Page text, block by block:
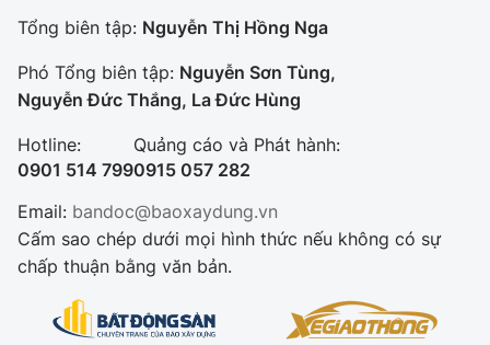
Tổng biên tập: Nguyễn Thị Hồng Nga
Phó Tổng biên tập: Nguyễn Sơn Tùng,
Nguyễn Đức Thắng, La Đức Hùng
Hotline:
0901 514 799
Quảng cáo và Phát hành:
0915 057 282
Email: bandoc@baoxaydung.vn
Cấm sao chép dưới mọi hình thức nếu không có sự
chấp thuận bằng văn bản.